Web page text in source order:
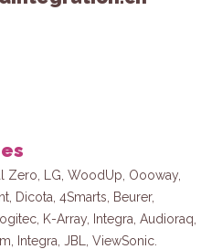
Zero, LG, WoodUp, Oooway,
Dicota, 4Smarts, Beurer,
K-Array, Integra, Audioraq,
Integra, JBL, ViewSonic.